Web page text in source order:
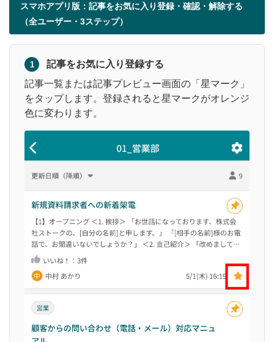
スマホアプリ版：記事をお気に入り登録・確認・解除する
（全ユーザー・3ステップ）
1
記事をお気に入り登録する
記事一覧または記事プレビュー画面の「星マーク」
をタップします。登録されると星マークがオレンジ
色に変わります。